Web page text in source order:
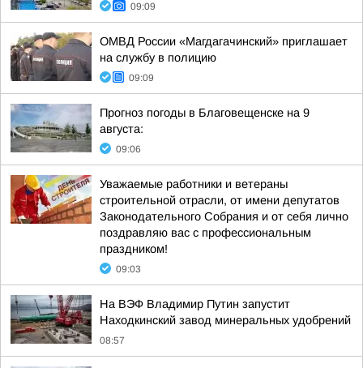
09:09
ОМВД России «Магдагачинский» приглашает
на службу в полицию
09:09
Прогноз погоды в Благовещенске на 9
августа:
09:06
Уважаемые работники и ветераны
строительной отрасли, от имени депутатов
Законодательного Собрания и от себя лично
поздравляю вас с профессиональным
праздником!
09:03
На ВЭФ Владимир Путин запустит
Находкинский завод минеральных удобрений
08:57